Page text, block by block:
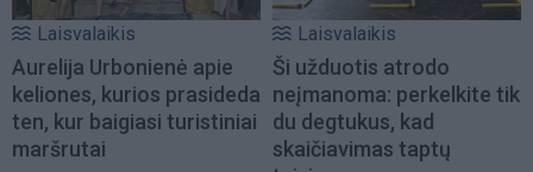
Laisvalaikis
Aurelija Urbonienė apie
keliones, kurios prasideda
ten, kur baigiasi turistiniai
maršrutai
Laisvalaikis
Ši užduotis atrodo
neįmanoma: perkelkite tik
du degtukus, kad
skaičiavimas taptų